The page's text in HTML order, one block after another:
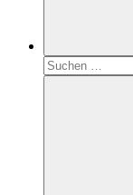
Suchen
nach: